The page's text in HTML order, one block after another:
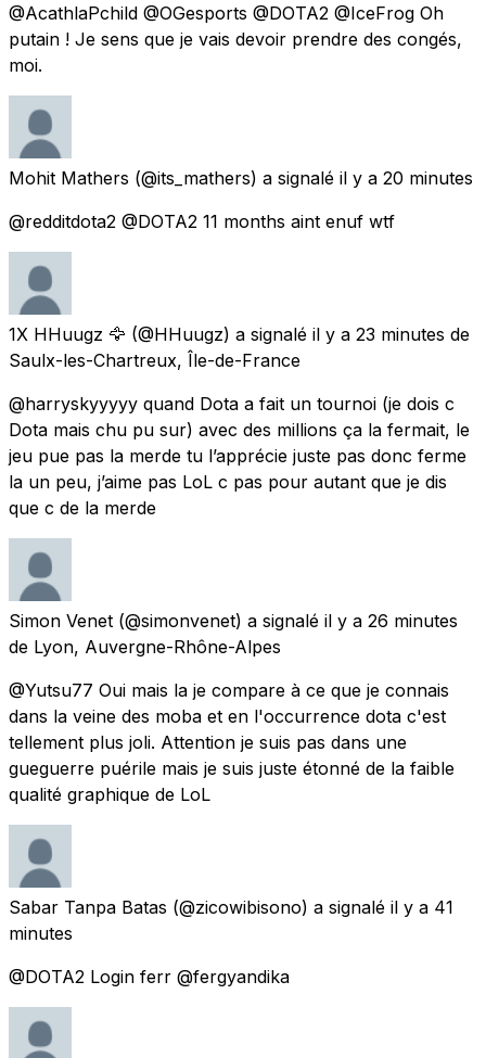
@AcathlaPchild @OGesports @DOTA2 @IceFrog Oh
putain ! Je sens que je vais devoir prendre des congés,
moi.
Mohit Mathers (@its_mathers) a signalé il y a 20 minutes
@redditdota2 @DOTA2 11 months aint enuf wtf
1X HHuugz 🦅 (@HHuugz) a signalé il y a 23 minutes de
Saulx-les-Chartreux, Île-de-France
@harryskyyyyy quand Dota a fait un tournoi (je dois c
Dota mais chu pu sur) avec des millions ça la fermait, le
jeu pue pas la merde tu l’apprécie juste pas donc ferme
la un peu, j’aime pas LoL c pas pour autant que je dis
que c de la merde
Simon Venet (@simonvenet) a signalé il y a 26 minutes
de Lyon, Auvergne-Rhône-Alpes
@Yutsu77 Oui mais la je compare à ce que je connais
dans la veine des moba et en l'occurrence dota c'est
tellement plus joli. Attention je suis pas dans une
gueguerre puérile mais je suis juste étonné de la faible
qualité graphique de LoL
Sabar Tanpa Batas (@zicowibisono) a signalé il y a 41
minutes
@DOTA2 Login ferr @fergyandika